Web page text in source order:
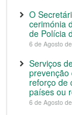
O
cerimónia
de Polícia
6 de Agosto
Serviços
prevenção
reforço de
países ou
6 de Agosto